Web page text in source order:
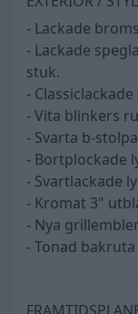
- Lackade
- Lackade
stuk.
-
- Vita blinkers
- Svarta b-
- Bortplockade
- Svartlackade
- Kromat 3"
- Nya
- Tonad bakruta